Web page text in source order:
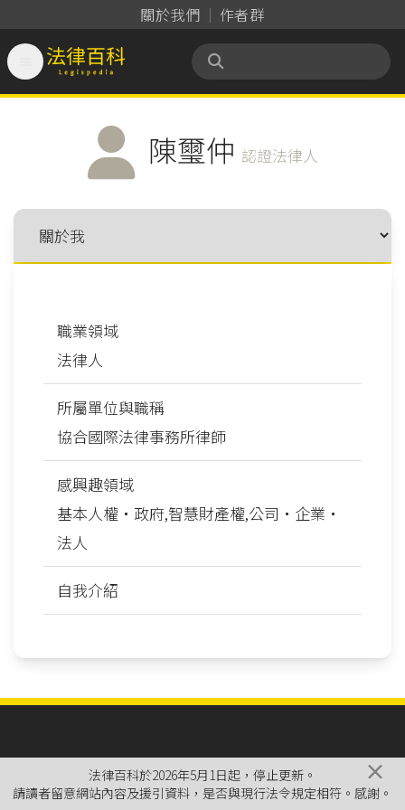
關於我們 作者群
法律百科 Legispedia
陳璽仲 認證法律人
職業領域
法律人
所屬單位與職稱
協合國際法律事務所律師
感興趣領域
基本人權‧政府,智慧財產權,公司‧企業‧
法人
自我介紹
法律百科於2026年5月1日起，停止更新。
請讀者留意網站內容及援引資料，是否與現行法令規定相符。感謝。
×